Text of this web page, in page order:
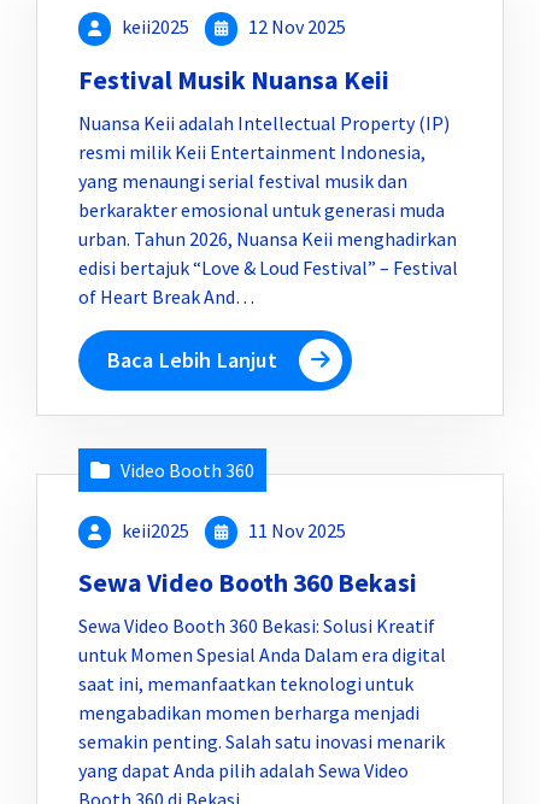
keii2025 12 Nov 2025
Festival Musik Nuansa Keii
Nuansa Keii adalah Intellectual Property (IP)
resmi milik Keii Entertainment Indonesia,
yang menaungi serial festival musik dan
berkarakter emosional untuk generasi muda
urban. Tahun 2026, Nuansa Keii menghadirkan
edisi bertajuk “Love & Loud Festival” – Festival
of Heart Break And…
Baca Lebih Lanjut
Video Booth 360
keii2025 11 Nov 2025
Sewa Video Booth 360 Bekasi
Sewa Video Booth 360 Bekasi: Solusi Kreatif
untuk Momen Spesial Anda Dalam era digital
saat ini, memanfaatkan teknologi untuk
mengabadikan momen berharga menjadi
semakin penting. Salah satu inovasi menarik
yang dapat Anda pilih adalah Sewa Video
Booth 360 di Bekasi.…